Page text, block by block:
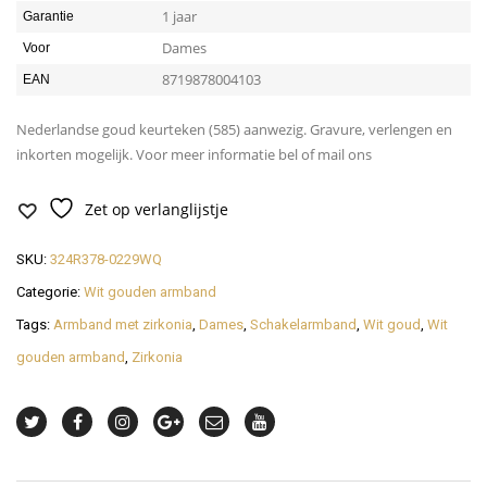
Garantie 1 jaar
Voor Dames
EAN 8719878004103
Nederlandse goud keurteken (585) aanwezig. Gravure, verlengen en
inkorten mogelijk. Voor meer informatie bel of mail ons
Zet op verlanglijstje
SKU: 324R378-0229WQ
Categorie: Wit gouden armband
Tags: Armband met zirkonia Dames Schakelarmband Wit goud Wit
gouden armband Zirkonia